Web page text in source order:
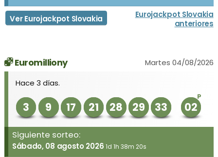
Ver Eurojackpot Slovakia
Eurojackpot Slovakia
anteriores
Euromilliony
Martes 04/08/2026
Hace 3 días.
3 9 17 21 28 29 33
P
02
Siguiente sorteo:
Sábado, 08 agosto 2026 1d 1h 38m 20s